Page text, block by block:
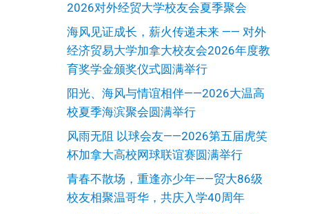
2026对外经贸大学校友会夏季聚会
海风见证成长，薪火传递未来 —— 对外
经济贸易大学加拿大校友会2026年度教
育奖学金颁奖仪式圆满举行
阳光、海风与情谊相伴——2026大温高
校夏季海滨聚会圆满举行
风雨无阻 以球会友——2026第五届虎笑
杯加拿大高校网球联谊赛圆满举行
青春不散场，重逢亦少年——贸大86级
校友相聚温哥华，共庆入学40周年